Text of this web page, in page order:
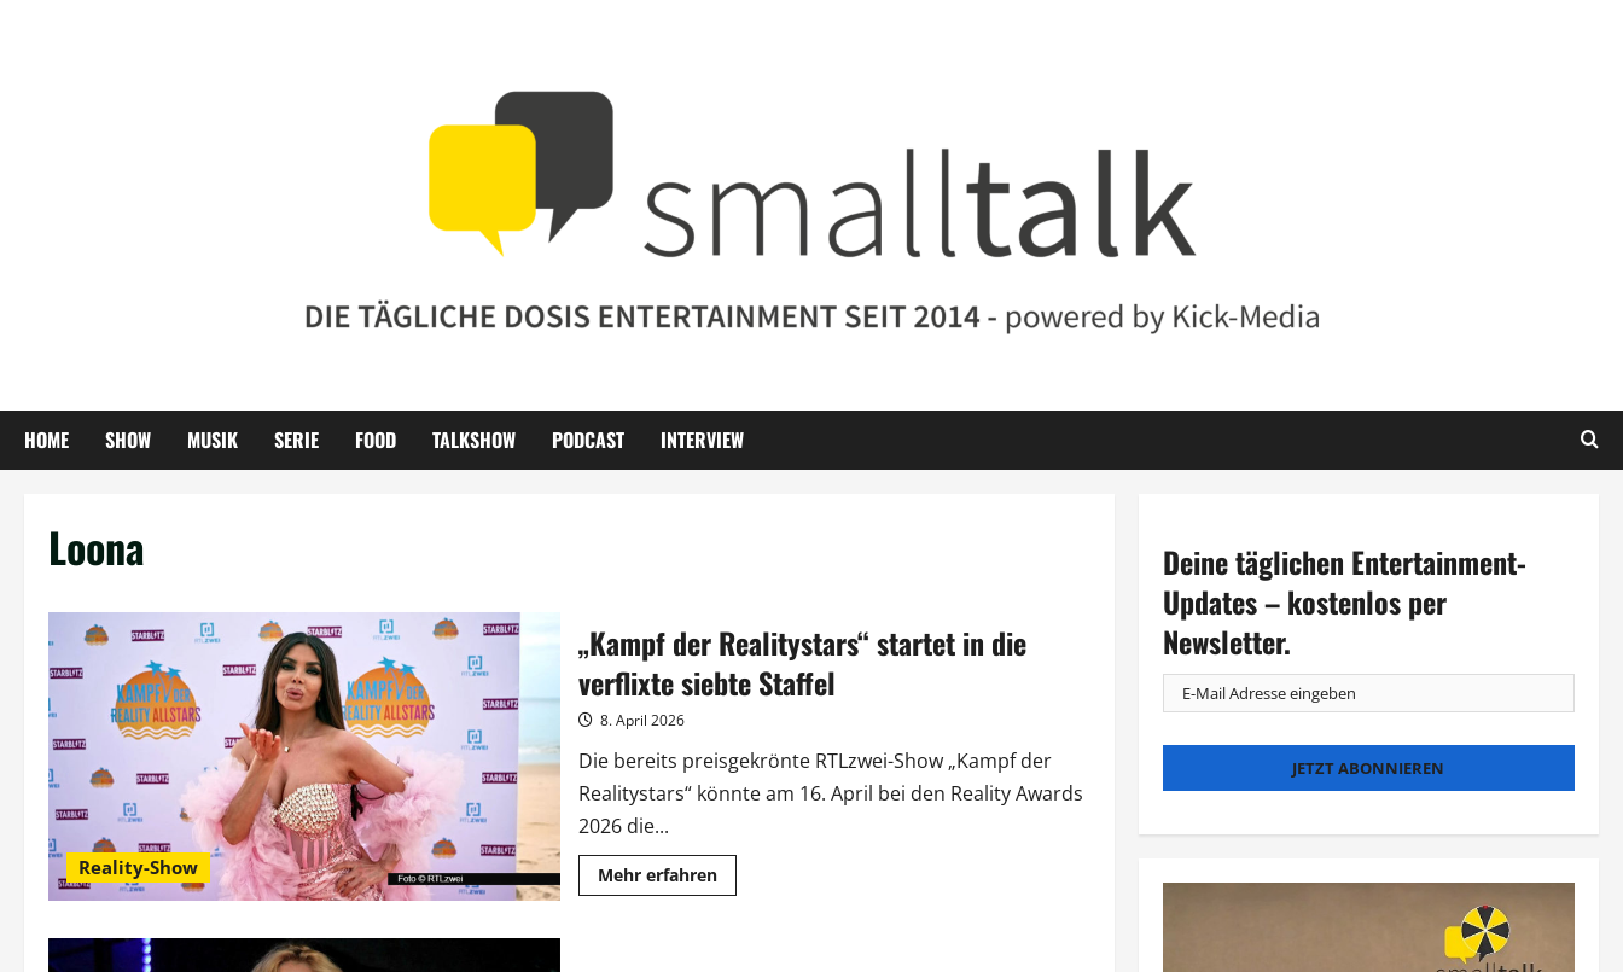
HOME SHOW MUSIK SERIE FOOD TALKSHOW PODCAST INTERVIEW
Loona
Reality-Show
„Kampf der Realitystars“ startet in die
verflixte siebte Staffel
8. April 2026
Die bereits preisgekrönte RTLzwei-Show „Kampf der
Realitystars“ könnte am 16. April bei den Reality Awards
2026 die...
Mehr erfahrenMehr
Informationen
Deine täglichen Entertainment-
Updates – kostenlos per
Newsletter.